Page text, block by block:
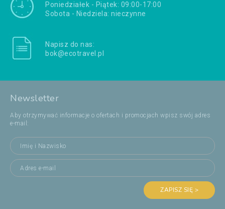
Poniedziałek - Piątek: 09:00-17:00
Sobota - Niedziela: nieczynne
Napisz do nas:
bok@ecotravel.pl
Newsletter
Aby otrzymywać informacje o ofertach i promocjach wpisz swój adres
e-mail:
ZAPISZ SIĘ >